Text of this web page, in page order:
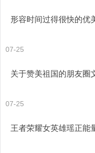
都是他在其他编辑悠闲
“我的一些朋友遭遇了
导者汉密尔顿说，“在上
工作量，同时还赋予了
准时开始工作，并且一
形容时间过得很快的优
07-25
关于赞美祖国的朋友圈
07-25
王者荣耀女英雄瑶正能